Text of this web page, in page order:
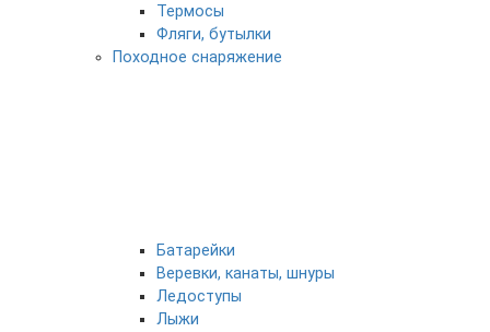
Термосы
Фляги, бутылки
Походное снаряжение
Батарейки
Веревки, канаты, шнуры
Ледоступы
Лыжи